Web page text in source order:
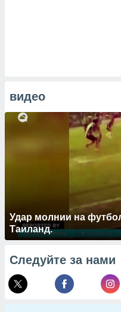
видео
Удар молнии на
Таиланд.
Следуйте за нами